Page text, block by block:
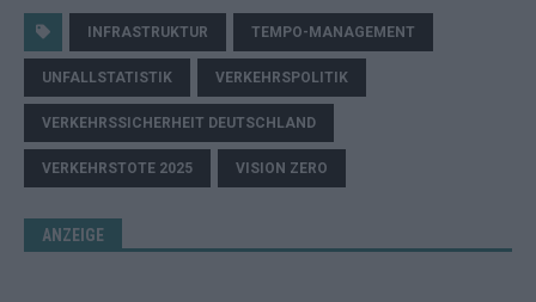
INFRASTRUKTUR TEMPO-MANAGEMENT
UNFALLSTATISTIK VERKEHRSPOLITIK
VERKEHRSSICHERHEIT DEUTSCHLAND
VERKEHRSTOTE 2025 VISION ZERO
ANZEIGE